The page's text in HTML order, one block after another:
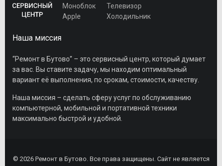
Моноблок
Apple
Телевизор
Холодильник
Наша миссия
“Ремонт в Бутово” – это сервисный центр, который думает
за вас. Вы ставите задачу, мы находим оптимальный
вариант её выполнения, по срокам, стоимости, качеству.
Наша миссия – сделать сферу услуг по обслуживанию
компьютерной, мобильной и портативной техники
максимально быстрой и удобной.
© 2026 Ремонт в Бутово. Все права защищены. Сайт не является